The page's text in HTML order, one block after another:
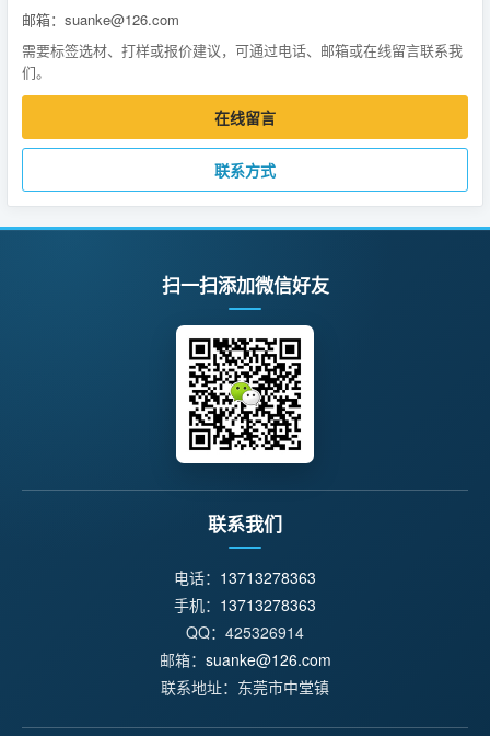
邮箱：suanke@126.com
需要标签选材、打样或报价建议，可通过电话、邮箱或在线留言联系我
们。
在线留言
联系方式
扫一扫添加微信好友
联系我们
电话： 13713278363
手机： 13713278363
QQ：425326914
邮箱： suanke@126.com
联系地址：东莞市中堂镇